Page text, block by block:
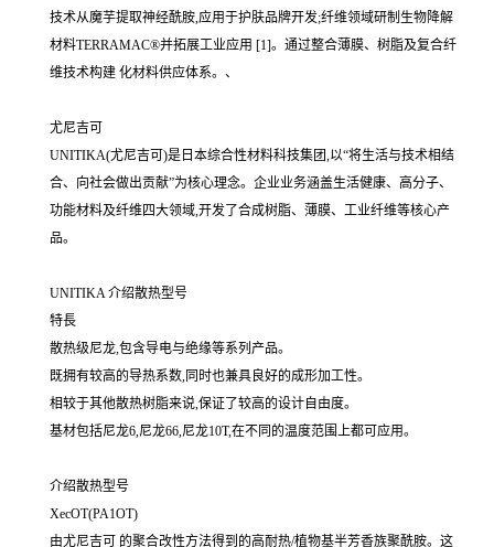
技术从魔芋提取神经酰胺,应用于护肤品牌开发;纤维领域研制生物降解
材料TERRAMAC®并拓展工业应用 [1]。通过整合薄膜、树脂及复合纤
维技术构建 化材料供应体系。、
尤尼吉可
UNITIKA(尤尼吉可)是日本综合性材料科技集团,以“将生活与技术相结
合、向社会做出贡献”为核心理念。企业业务涵盖生活健康、高分子、
功能材料及纤维四大领域,开发了合成树脂、薄膜、工业纤维等核心产
品。
UNITIKA 介绍散热型号
特長
散热级尼龙,包含导电与绝缘等系列产品。
既拥有较高的导热系数,同时也兼具良好的成形加工性。
相较于其他散热树脂来说,保证了较高的设计自由度。
基材包括尼龙6,尼龙66,尼龙10T,在不同的温度范围上都可应用。
介绍散热型号
XecOT(PA1OT)
由尤尼吉可 的聚合改性方法得到的高耐热/植物基半芳香族聚酰胺。这